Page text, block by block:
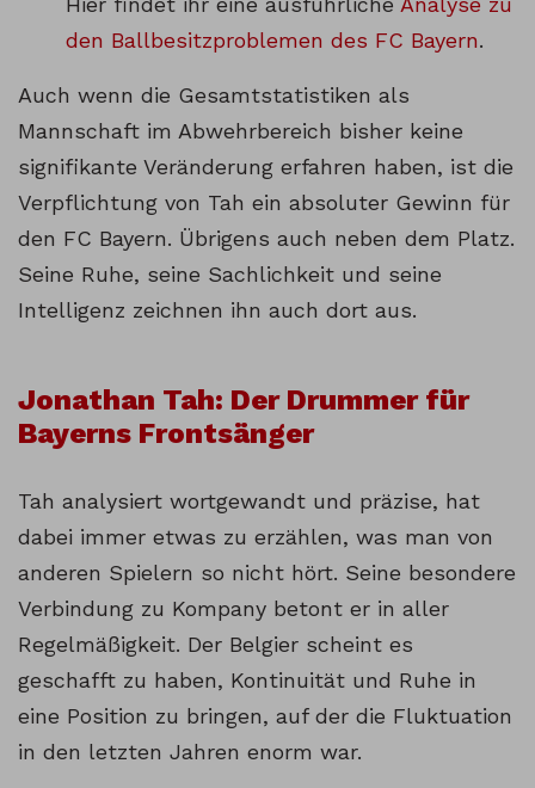
den Ballbesitzproblemen des FC Bayern.
Auch wenn die Gesamtstatistiken als
Mannschaft im Abwehrbereich bisher keine
signifikante Veränderung erfahren haben, ist die
Verpflichtung von Tah ein absoluter Gewinn für
den FC Bayern. Übrigens auch neben dem Platz.
Seine Ruhe, seine Sachlichkeit und seine
Intelligenz zeichnen ihn auch dort aus.
Jonathan Tah: Der Drummer für
Bayerns Frontsänger
Tah analysiert wortgewandt und präzise, hat
dabei immer etwas zu erzählen, was man von
anderen Spielern so nicht hört. Seine besondere
Verbindung zu Kompany betont er in aller
Regelmäßigkeit. Der Belgier scheint es
geschafft zu haben, Kontinuität und Ruhe in
eine Position zu bringen, auf der die Fluktuation
in den letzten Jahren enorm war.